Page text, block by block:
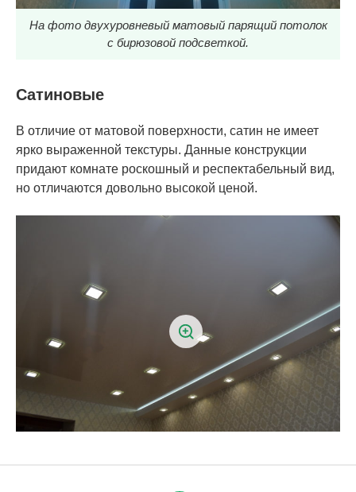
На фото двухуровневый матовый парящий потолок
с бирюзовой подсветкой.
Сатиновые
В отличие от матовой поверхности, сатин не имеет
ярко выраженной текстуры. Данные конструкции
придают комнате роскошный и респектабельный вид,
но отличаются довольно высокой ценой.